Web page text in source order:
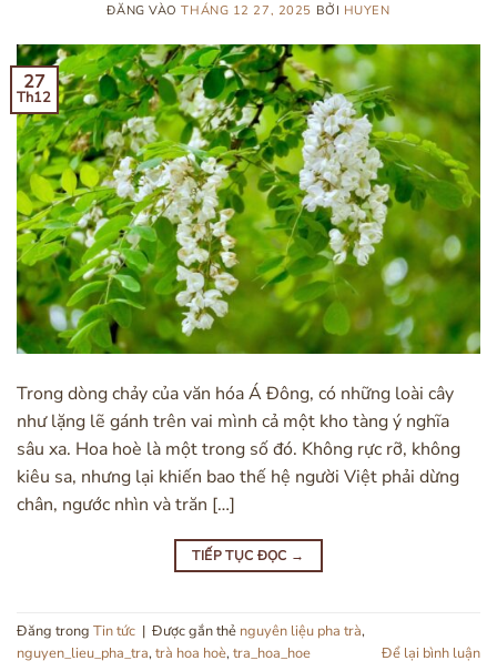
ĐĂNG VÀOTHÁNG 12 27, 2025 BỞI HUYEN
27
Th12
Trong dòng chảy của văn hóa Á Đông, có những loài cây
như lặng lẽ gánh trên vai mình cả một kho tàng ý nghĩa
sâu xa. Hoa hoè là một trong số đó. Không rực rỡ, không
kiêu sa, nhưng lại khiến bao thế hệ người Việt phải dừng
chân, ngước nhìn và trăn […]
TIẾP TỤC ĐỌC →
Đăng trong Tin tức | Được gắn thẻ nguyên liệu pha trà,
nguyen_lieu_pha_tra, trà hoa hoè, tra_hoa_hoe Để lại bình luận